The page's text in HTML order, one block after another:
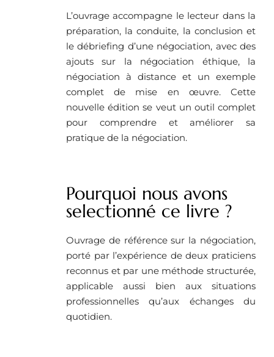
L’ouvrage accompagne le lecteur dans la
préparation, la conduite, la conclusion et
le débriefing d’une négociation, avec des
ajouts sur la négociation éthique, la
négociation à distance et un exemple
complet de mise en œuvre. Cette
nouvelle édition se veut un outil complet
pour comprendre et améliorer sa
pratique de la négociation.
Pourquoi nous avons
selectionné ce livre ?
Ouvrage de référence sur la négociation,
porté par l’expérience de deux praticiens
reconnus et par une méthode structurée,
applicable aussi bien aux situations
professionnelles qu’aux échanges du
quotidien.